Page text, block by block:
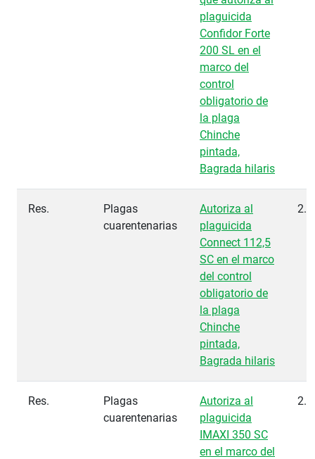
plaguicida
Confidor Forte
200 SL en el
marco del
control
obligatorio de
la plaga
Chinche
pintada,
Bagrada hilaris
Res.
Plagas
cuarentenarias
Autoriza al
plaguicida
Connect 112,5
SC en el marco
del control
obligatorio de
la plaga
Chinche
pintada,
Bagrada hilaris
Res.
Plagas
cuarentenarias
Autoriza al
plaguicida
IMAXI 350 SC
en el marco del